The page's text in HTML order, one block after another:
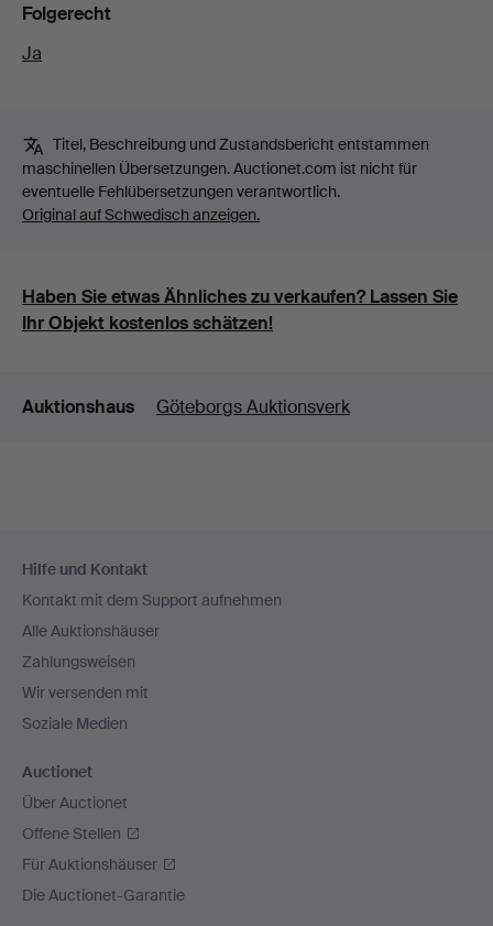
Folgerecht
Ja
Titel, Beschreibung und Zustandsbericht entstammen
maschinellen Übersetzungen. Auctionet.com ist nicht für
eventuelle Fehlübersetzungen verantwortlich.
Original auf Schwedisch anzeigen.
Haben Sie etwas Ähnliches zu verkaufen? Lassen Sie
Ihr Objekt kostenlos schätzen!
Details
Auktionshaus Göteborgs Auktionsverk
Navigation
Hilfe und Kontakt
Kontakt mit dem Support aufnehmen
Alle Auktionshäuser
Zahlungsweisen
Wir versenden mit
Soziale Medien
Auctionet
Über Auctionet
Offene Stellen
Für Auktionshäuser
Die Auctionet-Garantie